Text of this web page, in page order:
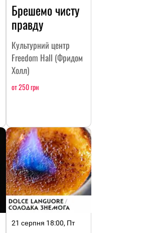
Брешемо чисту
правду
Культурний центр
Freedom Hall (Фридом
Холл)
от 250 грн
21 серпня 18:00, Пт